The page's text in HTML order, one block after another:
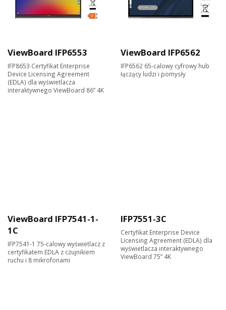
ViewBoard IFP6553
IFP8653 Certyfikat Enterprise
Device Licensing Agreement
(EDLA) dla wyświetlacza
interaktywnego ViewBoard 86” 4K
ViewBoard IFP6562
IFP6562 65-calowy cyfrowy hub
łączący ludzi i pomysły
ViewBoard IFP7541-1-
1C
IFP7541-1 75-calowy wyświetlacz z
certyfikatem EDLA z czujnikiem
ruchu i 8 mikrofonami
IFP7551-3C
Certyfikat Enterprise Device
Licensing Agreement (EDLA) dla
wyświetlacza interaktywnego
ViewBoard 75” 4K